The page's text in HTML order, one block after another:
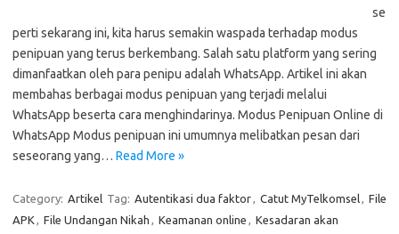
se
perti sekarang ini, kita harus semakin waspada terhadap modus
penipuan yang terus berkembang. Salah satu platform yang sering
dimanfaatkan oleh para penipu adalah WhatsApp. Artikel ini akan
membahas berbagai modus penipuan yang terjadi melalui
WhatsApp beserta cara menghindarinya. Modus Penipuan Online di
WhatsApp Modus penipuan ini umumnya melibatkan pesan dari
seseorang yang… Read More »
Category: Artikel Tag: Autentikasi dua faktor, Catut MyTelkomsel, File
APK , File Undangan Nikah , Keamanan online , Kesadaran akan